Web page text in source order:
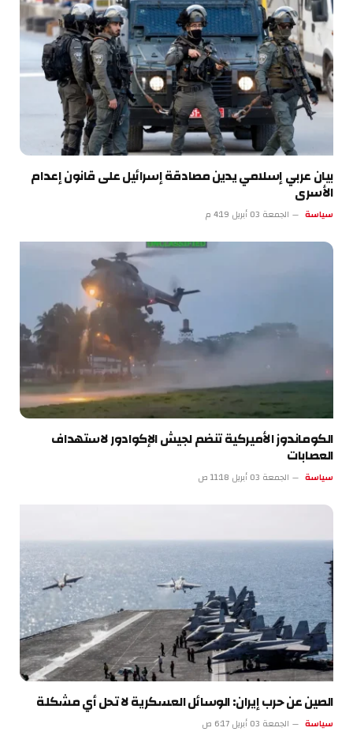
بيان عربي إسلامي يدين مصادقة إسرائيل على قانون إعدام
الأسرى
سياسة الجمعة 03 أبريل 4:19 م
الكوماندوز الأميركية تنضم لجيش الإكوادور لاستهداف
العصابات
سياسة الجمعة 03 أبريل 11:18 ص
الصين عن حرب إيران: الوسائل العسكرية لا تحل أي مشكلة
سياسة الجمعة 03 أبريل 6:17 ص